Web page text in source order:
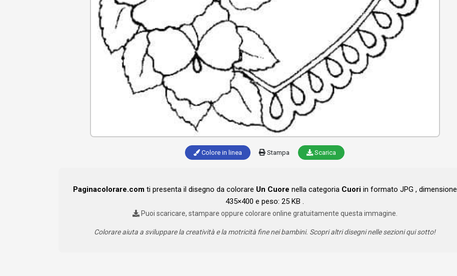
Colore in linea Stampa Scarica
Paginacolorare.comti presenta il disegno da colorare Un Cuore nella categoria Cuoriin formato JPG , dimensione
435×400 e peso: 25 KB .
Puoi scaricare, stampare oppure colorare online gratuitamente questa immagine.
Colorare aiuta a sviluppare la creatività e la motricità fine nei bambini. Scopri altri disegni nelle sezioni qui sotto!